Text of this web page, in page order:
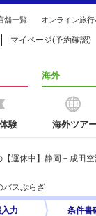
舗一覧 オンライン旅
マイページ(予約確認)
験
海外
海外ツア
運休中】静岡－成田
バスぷらざ
力 条件書